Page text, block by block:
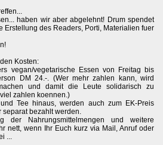
haben wir aber abgelehnt! Drum spendet
Erstellung des Readers, Porti, Materialien fuer
Kosten:
vegan/vegetarische Essen von Freitag bis
DM 24.-. (Wer mehr zahlen kann, wird
und damit die Leute solidarisch zu
zahlen koennen.)
Tee hinaus, werden auch zum EK-Preis
bezahlt werden.
der Nahrungsmittelmengen und weitere
nett, wenn Ihr Euch kurz via Mail, Anruf oder
...